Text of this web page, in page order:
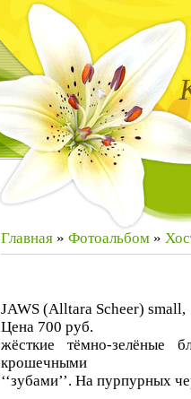
Главная » Фотоальбом »
JAWS (Alltara Scheer) small,
Цена 700 руб.
жёсткие тёмно-зелёные
крошечными
‘‘зубами’’. На пурпурных